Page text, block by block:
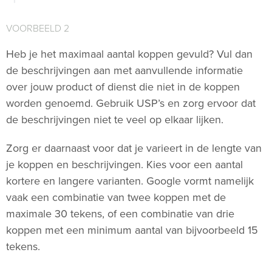
VOORBEELD 2
Heb je het maximaal aantal koppen gevuld? Vul dan
de beschrijvingen aan met aanvullende informatie
over jouw product of dienst die niet in de koppen
worden genoemd. Gebruik USP’s en zorg ervoor dat
de beschrijvingen niet te veel op elkaar lijken.
Zorg er daarnaast voor dat je varieert in de lengte van
je koppen en beschrijvingen. Kies voor een aantal
kortere en langere varianten. Google vormt namelijk
vaak een combinatie van twee koppen met de
maximale 30 tekens, of een combinatie van drie
koppen met een minimum aantal van bijvoorbeeld 15
tekens.